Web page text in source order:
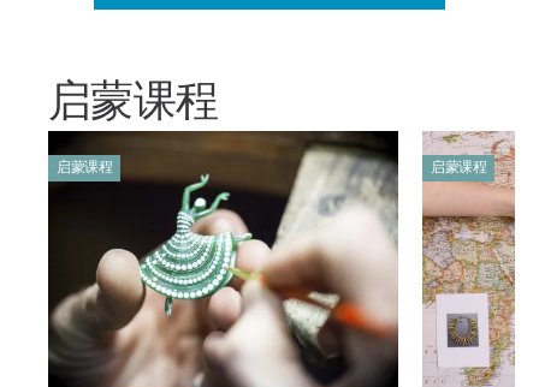
启蒙课程
启蒙课程 启蒙课程